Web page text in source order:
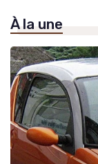
» Comparaison
» Nouveautés
À la une